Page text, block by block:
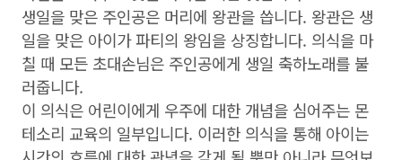
생일을 맞은 주인공은 머리에 왕관을 씁니다. 왕관은 생
일을 맞은 아이가 파티의 왕임을 상징합니다. 의식을 마
칠 때 모든 초대손님은 주인공에게 생일 축하노래를 불
러줍니다.
이 의식은 어린이에게 우주에 대한 개념을 심어주는 몬
테소리 교육의 일부입니다. 이러한 의식을 통해 아이는